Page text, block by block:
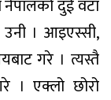
दुई वटा
उनी । आइएस्सी,
गरे । त्यस्तै
। एक्लो छोरो